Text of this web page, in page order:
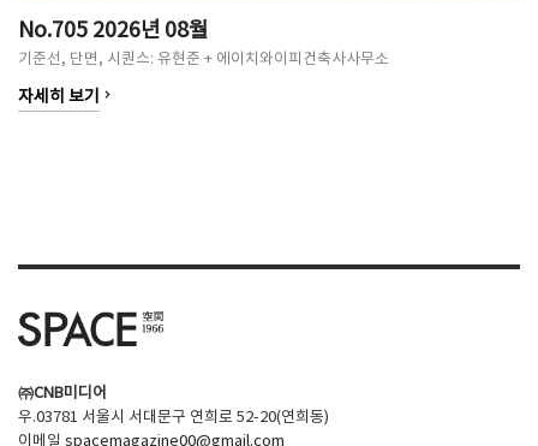
No.705 2026년 08월
기준선, 단면, 시퀀스: 유현준 + 에이치와이피건축사사무소
자세히 보기 keyboard_arrow_right
㈜CNB미디어
우.03781 서울시 서대문구 연희로 52-20(연희동)
이메일 spacemagazine00@gmail.com